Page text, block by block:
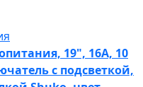
19", 16А, 10
с подсветкой,